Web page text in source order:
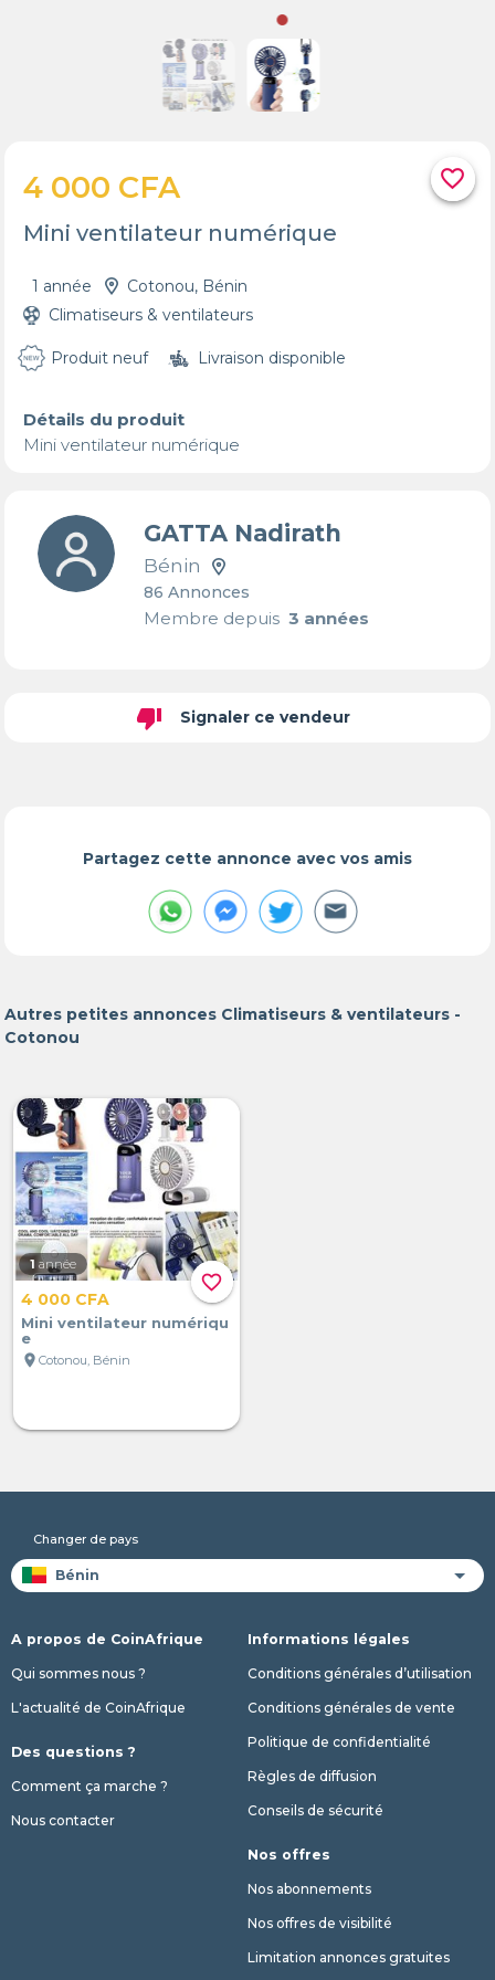
favorite_border
4 000 CFA
Mini ventilateur numérique
1 année
Cotonou, Bénin
Climatiseurs & ventilateurs
Produit neuf Livraison disponible
Détails du produit
Mini ventilateur numérique
GATTA Nadirath
Bénin
86 Annonces
Membre depuis3 années
thumb_down Signaler ce vendeur
Partagez cette annonce avec vos amis
Autres petites annonces Climatiseurs & ventilateurs -
Cotonou
favorite_border
1 année
4 000 CFA
Mini ventilateur numériqu
e
location_on Cotonou, Bénin
Changer de pays
A propos de CoinAfrique
Qui sommes nous ?
L'actualité de CoinAfrique
Des questions ?
Comment ça marche ?
Nous contacter
Informations légales
Conditions générales d’utilisation
Conditions générales de vente
Politique de confidentialité
Règles de diffusion
Conseils de sécurité
Nos offres
Nos abonnements
Nos offres de visibilité
Limitation annonces gratuites